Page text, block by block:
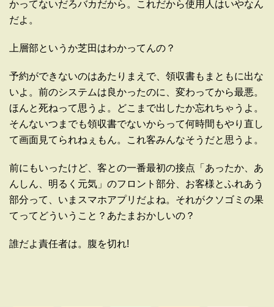
かってないだろバカだから。これだから使用人はいやなん
だよ。
上層部というか芝田はわかってんの？
予約ができないのはあたりまえで、領収書もまともに出な
いよ。前のシステムは良かったのに、変わってから最悪。
ほんと死ねって思うよ。どこまで出したか忘れちゃうよ。
そんないつまでも領収書でないからって何時間もやり直し
て画面見てられねぇもん。これ客みんなそうだと思うよ。
前にもいったけど、客との一番最初の接点「あったか、あ
んしん、明るく元気」のフロント部分、お客様とふれあう
部分って、いまスマホアプリだよね。それがクソゴミの果
てってどういうこと？あたまおかしいの？
誰だよ責任者は。腹を切れ!